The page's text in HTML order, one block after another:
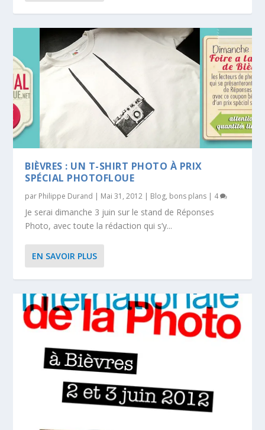
BIÈVRES : UN T-SHIRT PHOTO À PRIX
SPÉCIAL PHOTOFLOUE
par Philippe Durand | Mai 31, 2012 | Blog, bons plans | 4
Je serai dimanche 3 juin sur le stand de Réponses
Photo, avec toute la rédaction qui s’y...
EN SAVOIR PLUS